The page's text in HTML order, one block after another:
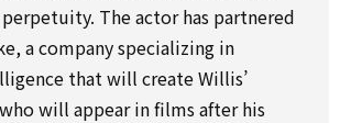
The actor has partnered
a company specializing in
that will create Willis’
will appear in films after his